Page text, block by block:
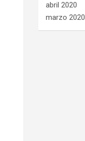
abril 2020
marzo 2020